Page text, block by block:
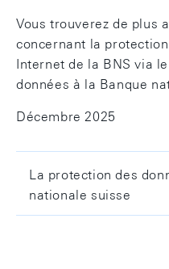
Vous trouverez de plus
concernant la
Internet de la BNS via
données à la Banque
Décembre 2025
La protection des
nationale suisse